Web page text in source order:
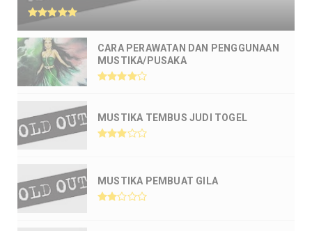
CARA PERAWATAN DAN PENGGUNAAN
MUSTIKA/PUSAKA
MUSTIKA TEMBUS JUDI TOGEL
MUSTIKA PEMBUAT GILA